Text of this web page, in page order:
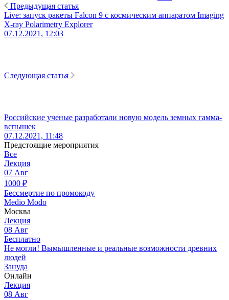
Предыдущая статья
Live: запуск ракеты Falcon 9 c космическим аппаратом Imaging
X-ray Polarimetry Explorer
07.12.2021, 12:03
Следующая статья
Российские ученые разработали новую модель земных гамма-
вспышек
07.12.2021, 11:48
Предстоящие мероприятия
Все
Лекция
07 Авг
1000 ₽
Бессмертие по промокоду
Medio Modo
Москва
Лекция
08 Авг
Бесплатно
Не могли! Вымышленные и реальные возможности древних
людей
Зануда
Онлайн
Лекция
08 Авг